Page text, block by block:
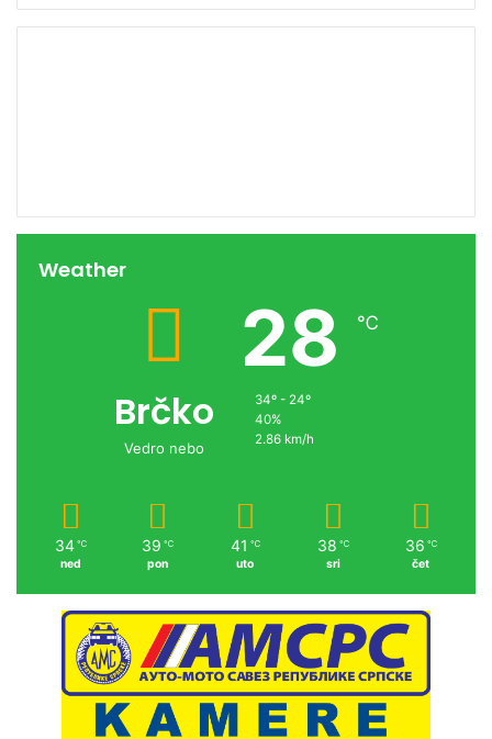
Weather
Brčko
Vedro nebo
28 ℃
34º - 24º
40%
2.86 km/h
34 ℃
ned
39 ℃
pon
41 ℃
uto
38 ℃
sri
36 ℃
čet